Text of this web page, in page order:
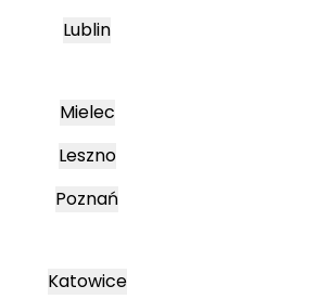
Lublin
Mielec
Leszno
Poznań
Katowice